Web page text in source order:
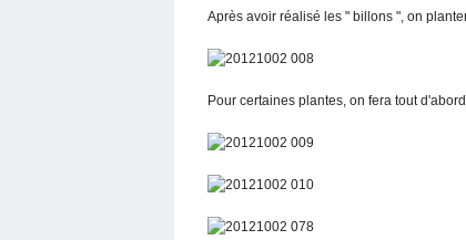
Après avoir réalisé les " billons ", on
Pour certaines plantes, on fera tout